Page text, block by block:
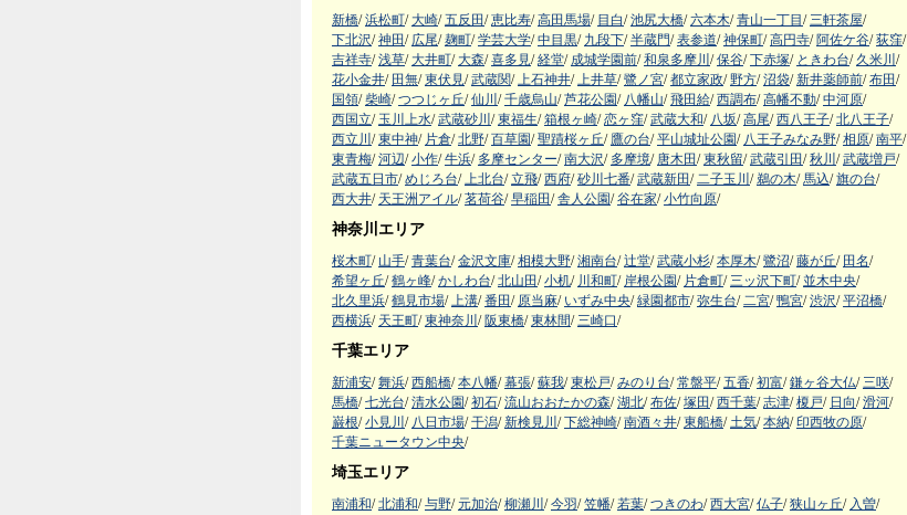
新橋/ 浜松町/ 大崎/ 五反田/ 恵比寿/ 高田馬場/ 目白/ 池尻大橋/ 六本木/ 青山一丁目 / 三軒茶屋/
下北沢/ 神田/ 広尾/ 麹町/ 学芸大学/ 中目黒/ 九段下/ 半蔵門/ 表参道/ 神保町/ 高円寺/ 阿佐ケ谷/ 荻窪/
吉祥寺/ 浅草/ 大井町/ 大森/ 喜多見/ 経堂/ 成城学園前/ 和泉多摩川 / 保谷/ 下赤塚/ ときわ台/ 久米川 /
花小金井/ 田無/ 東伏見/ 武蔵関/ 上石神井/ 上井草/ 鷺ノ宮/ 都立家政/ 野方/ 沼袋/ 新井薬師前/ 布田/
国領/ 柴崎/ つつじヶ丘/ 仙川 / 千歳烏山/ 芦花公園/ 八幡山/ 飛田給/ 西調布/ 高幡不動/ 中河原/
西国立/ 玉川上水/ 武蔵砂川 / 東福生/ 箱根ヶ崎/ 恋ヶ窪/ 武蔵大和/ 八坂/ 高尾/ 西八王子/ 北八王子/
西立川 / 東中神/ 片倉/ 北野/ 百草園/ 聖蹟桜ヶ丘/ 鷹の台/ 平山城址公園/ 八王子みなみ野/ 相原/ 南平/
東青梅/ 河辺/ 小作/ 牛浜/ 多摩センター/ 南大沢/ 多摩境/ 唐木田/ 東秋留/ 武蔵引田/ 秋川 / 武蔵増戸/
武蔵五日市/ めじろ台/ 上北台/ 立飛/ 西府/ 砂川七番/ 武蔵新田/ 二子玉川 / 鵜の木/ 馬込/ 旗の台/
西大井/ 天王洲アイル/ 茗荷谷/ 早稲田/ 舎人公園/ 谷在家/ 小竹向原/
神奈川エリア
桜木町/ 山手/ 青葉台/ 金沢文庫/ 相模大野/ 湘南台/ 辻堂/ 武蔵小杉/ 本厚木/ 鷺沼/ 藤が丘/ 田名/
希望ヶ丘/ 鶴ヶ峰/ かしわ台/ 北山田/ 小机/ 川和町/ 岸根公園/ 片倉町/ 三ッ沢下町/ 並木中央/
北久里浜/ 鶴見市場/ 上溝/ 番田/ 原当麻/ いずみ中央/ 緑園都市/ 弥生台/ 二宮/ 鴨宮/ 渋沢/ 平沼橋/
西横浜/ 天王町/ 東神奈川 / 阪東橋/ 東林間/ 三崎口/
千葉エリア
新浦安/ 舞浜/ 西船橋/ 本八幡/ 幕張/ 蘇我/ 東松戸/ みのり台/ 常盤平/ 五香/ 初富/ 鎌ヶ谷大仏/ 三咲/
馬橋/ 七光台/ 清水公園/ 初石/ 流山おおたかの森/ 湖北/ 布佐/ 塚田/ 西千葉/ 志津/ 榎戸/ 日向/ 滑河/
巌根/ 小見川 / 八日市場/ 干潟/ 新検見川 / 下総神崎/ 南酒々井/ 東船橋/ 土気/ 本納/ 印西牧の原/
千葉ニュータウン中央/
埼玉エリア
南浦和/ 北浦和/ 与野/ 元加治/ 柳瀬川 / 今羽/ 笠幡/ 若葉/ つきのわ/ 西大宮/ 仏子/ 狭山ヶ丘/ 入曽/